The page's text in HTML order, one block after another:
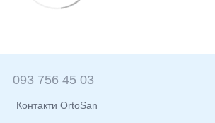
093 756 45 03
Контакти OrtoSan